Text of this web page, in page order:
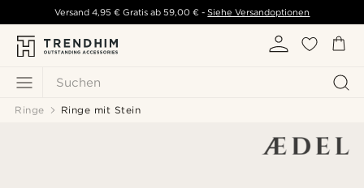
Suchen
Versand 4,95 € Gratis ab 59,00 € - Siehe Versandoptionen
Ringe Ringe mit Stein